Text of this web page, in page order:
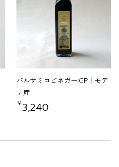
バルサミコビネガーIGP｜モデ
ナ産
￥3,240